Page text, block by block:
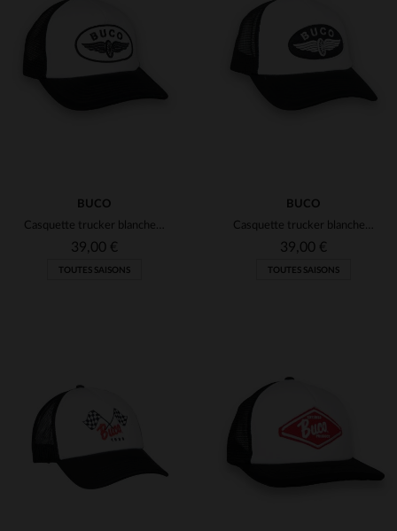
TAILLES DISPONIBLES
TU
TAILLES DISPONIBLES
TU
TAILLES DISPONIBLES
BUCO
Casquette trucker blanche et noire logo roue ailée blanc et noir
39,00 €
TOUTES SAISONS
TAILLES DISPONIBLES
TU
BUCO
Casquette trucker blanche et noire logo roue ailée noir et blanc
39,00 €
TOUTES SAISONS